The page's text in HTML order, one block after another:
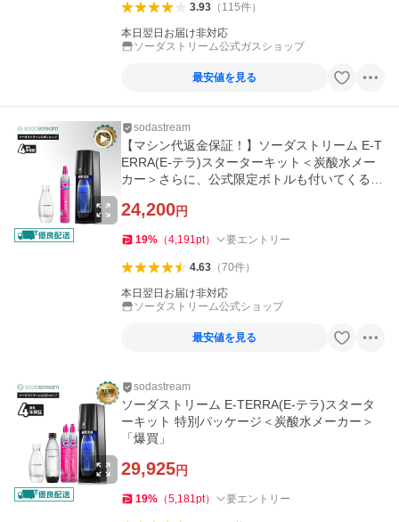
3.93（ 115件）
本日翌日お届け非対応
ソーダストリーム公式ガスショップ
最安値を見る
sodastream
【マシン代返金保証！】ソーダストリーム E-T
ERRA(E-テラ)スターターキット＜炭酸水メー
カー＞さらに、公式限定ボトルも付いてくる！
24,200円
19% （4,191pt） 要エントリー
4.63（70件）
本日翌日お届け非対応
ソーダストリーム公式ショップ
最安値を見る
sodastream
ソーダストリーム E-TERRA(E-テラ)スタータ
ーキット 特別パッケージ＜炭酸水メーカー＞
「爆買」
29,925円
19% （5,181pt） 要エントリー